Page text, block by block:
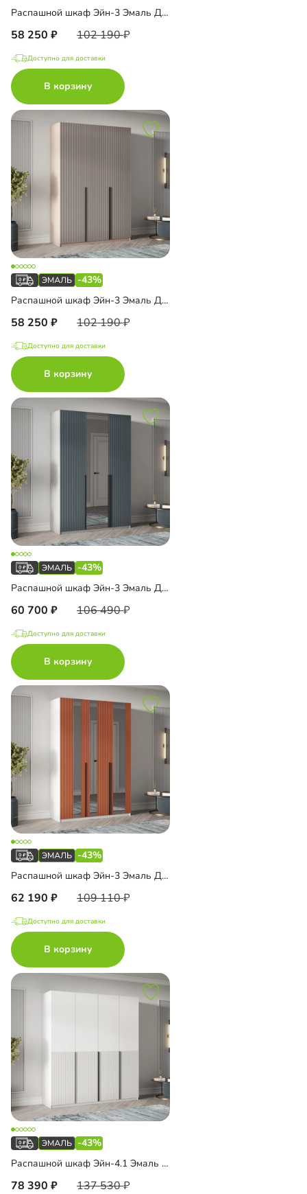
Распашной шкаф Эйн-3 Эмаль Декор 1
58 250 102 190
Доступно для доставки
В корзину
-43%
Распашной шкаф Эйн-3 Эмаль Декор 2
58 250 102 190
Доступно для доставки
В корзину
-43%
Распашной шкаф Эйн-3 Эмаль Декор 2 с зеркалом
60 700 106 490
Доступно для доставки
В корзину
-43%
Распашной шкаф Эйн-3 Эмаль Декор 3
62 190 109 110
Доступно для доставки
В корзину
-43%
Распашной шкаф Эйн-4.1 Эмаль Декор 1
78 390 137 530